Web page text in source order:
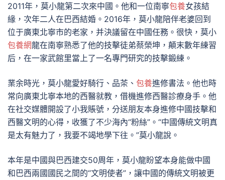
2011年，莫小龍第二次來中國。他和一位南寧包養女孩結
緣，次年二人在巴西結婚。2016年，莫小龍陪伴老婆回到
位于廣東北寧市的老家，并決議留在中國任務。很快，莫小
包養網龍在南寧熟悉了他的技擊徒弟蔡榮坤，顛末數年練習
后，在一家武館里當上了一名專門研究的技擊鍛練。
業余時光，莫小龍愛好騎行、品茶、 包養進修書法。他也時
常向廣東北寧本地的西醫就教，借機進修西醫診療身手。他
在社交媒體開設了小我賬號，分送朋友本身進修中國技擊和
西醫文明的心得，收獲了不少海內“粉絲”。“中國傳統文明真
是太有魅力了，我要不竭地學下往。”莫小龍說。
本年是中國與巴西建交50周年，莫小龍盼望本身能做中國
和巴西兩國國民之間的“文明使者”，讓中國的傳統文明被更